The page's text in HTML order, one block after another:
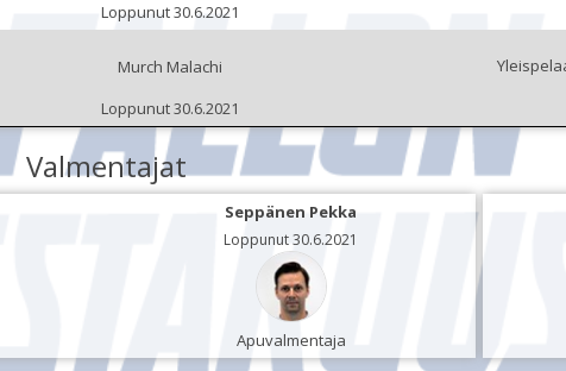
Loppunut 30.6.2021
Murch Malachi
Loppunut 30.6.2021
Valmentajat
Seppänen Pekka
Loppunut 30.6.2021
Apuvalmentaja